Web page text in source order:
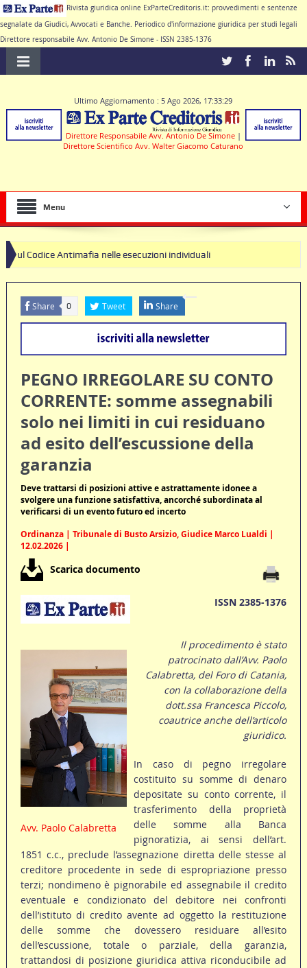
Rivista giuridica online ExParteCreditoris.it: provvedimenti e sentenze
segnalate da Giudici, Avvocati e Banche. Periodico d'informazione giuridica per studi legali
Direttore responsabile Avv. Antonio De Simone - ISSN 2385-1376
Ultimo Aggiornamento : 5 Ago 2026, 17:33:29
Direttore Responsabile Avv. Antonio De Simone |
Direttore Scientifico Avv. Walter Giacomo Caturano
Menu
Antimafia nelle esecuzioni individuali
Share 0 Tweet Share
PEGNO IRREGOLARE SU CONTO
CORRENTE: somme assegnabili
solo nei limiti in cui residuano
ad esito dell’escussione della
garanzia
Deve trattarsi di posizioni attive e astrattamente idonee a
svolgere una funzione satisfattiva, ancorché subordinata al
verificarsi di un evento futuro ed incerto
Ordinanza | Tribunale di Busto Arsizio, Giudice Marco Lualdi |
12.02.2026 |
Scarica documento
ISSN 2385-1376
Avv. Paolo Calabretta
Il procedimento è stato
patrocinato dall’Avv. Paolo
Calabretta, del Foro di Catania,
con la collaborazione della
dott.ssa Francesca Piccolo,
coautrice anche dell’articolo
giuridico.
In caso di pegno irregolare
costituito su somme di denaro
depositate su conto corrente, il
trasferimento della proprietà
delle somme alla Banca
pignoratizia, ai sensi dell’art.
1851 c.c., preclude l’assegnazione diretta delle stesse al
creditore procedente in sede di espropriazione presso
terzi; nondimeno è pignorabile ed assegnabile il credito
eventuale e condizionato del debitore nei confronti
dell’istituto di credito avente ad oggetto la restituzione
delle somme che dovessero residuare all’esito
dell’escussione, totale o parziale, della garanzia,
trattandosi di posizione giuridica attiva riconducibile ad